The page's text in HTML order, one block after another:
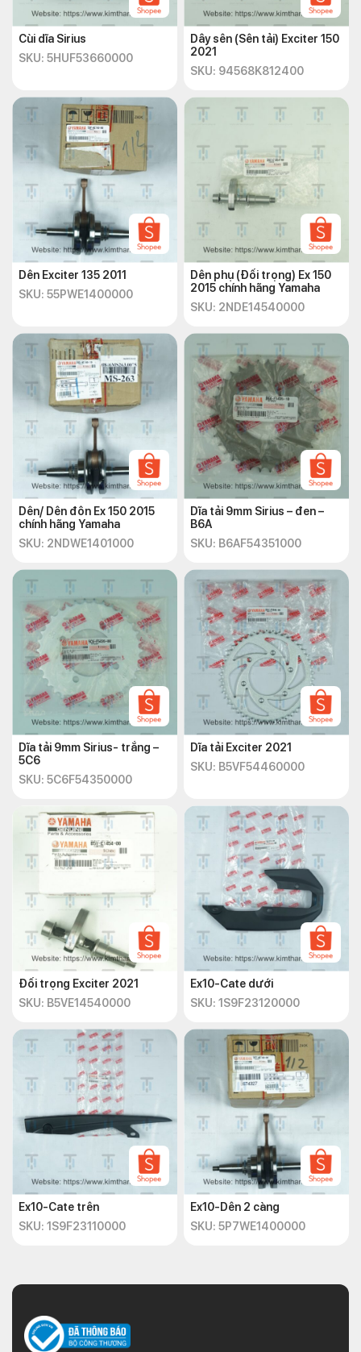
Cùi dĩa Sirius
SKU: 5HUF53660000
Dây sên (Sên tải) Exciter 150
2021
SKU: 94568K812400
Dên Exciter 135 2011
SKU: 55PWE1400000
Dên phụ (Đối trọng) Ex 150
2015 chính hãng Yamaha
SKU: 2NDE14540000
Dên/ Dên đôn Ex 150 2015
chính hãng Yamaha
SKU: 2NDWE1401000
Dĩa tải 9mm Sirius – đen –
B6A
SKU: B6AF54351000
Dĩa tải 9mm Sirius- trắng –
5C6
SKU: 5C6F54350000
Dĩa tải Exciter 2021
SKU: B5VF54460000
Đối trọng Exciter 2021
SKU: B5VE14540000
Ex10-Cate dưới
SKU: 1S9F23120000
Ex10-Cate trên
SKU: 1S9F23110000
Ex10-Dên 2 càng
SKU: 5P7WE1400000